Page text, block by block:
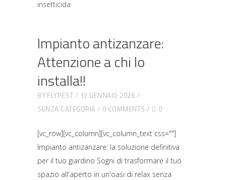
Impianto antizanzare:
Attenzione a chi lo
installa!!
BY FLYPEST
12 GENNAIO 2026
SENZA CATEGORIA
0 COMMENTS 0
[vc_row][vc_column][vc_column_text css=""]
Impianto antizanzare: la soluzione definitiva
per il tuo giardino Sogni di trasformare il tuo
spazio all'aperto in un'oasi di relax senza